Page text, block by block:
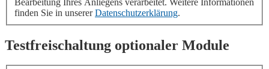
finden Sie in unsererDatenschutzerklärung.
Testfreischaltung optionaler Module